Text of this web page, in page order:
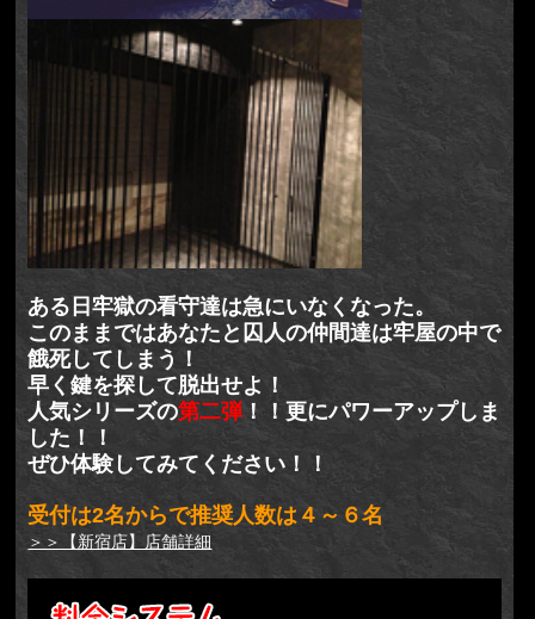
ある日牢獄の看守達は急にいなくなった。
このままではあなたと囚人の仲間達は牢屋の中で
餓死してしまう！
早く鍵を探して脱出せよ！
人気シリーズの第二弾！！更にパワーアップしま
した！！
ぜひ体験してみてください！！
受付は2名からで推奨人数は４～６名
＞＞【新宿店】店舗詳細